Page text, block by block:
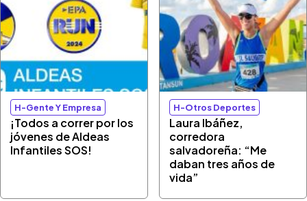
H-Gente Y Empresa
¡Todos a correr por los
jóvenes de Aldeas
Infantiles SOS!
H-Otros Deportes
Laura Ibáñez,
corredora
salvadoreña: “Me
daban tres años de
vida”